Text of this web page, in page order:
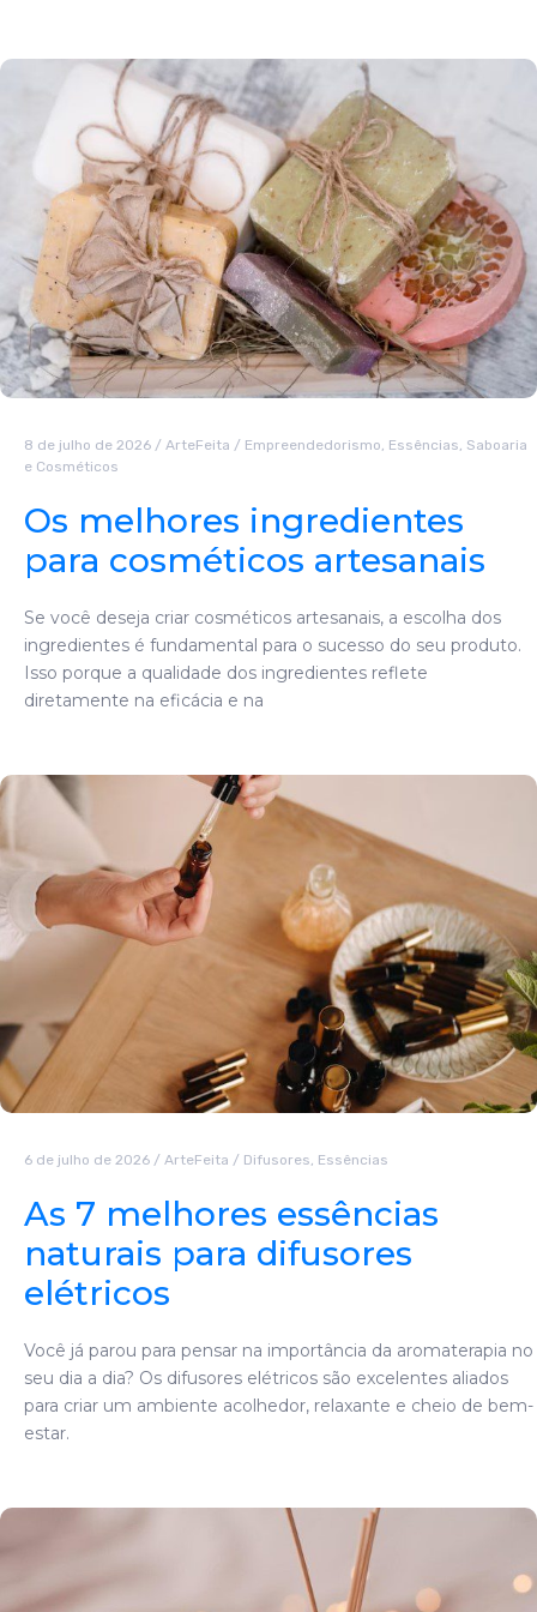
8 de julho de 2026 / ArteFeita / Empreendedorismo Essências Saboaria
e Cosméticos
Os melhores ingredientes
para cosméticos artesanais
Se você deseja criar cosméticos artesanais, a escolha dos
ingredientes é fundamental para o sucesso do seu produto.
Isso porque a qualidade dos ingredientes reflete
diretamente na eficácia e na
6 de julho de 2026 / ArteFeita / Difusores, Essências
As 7 melhores essências
naturais para difusores
elétricos
Você já parou para pensar na importância da aromaterapia no
seu dia a dia? Os difusores elétricos são excelentes aliados
para criar um ambiente acolhedor, relaxante e cheio de bem-
estar.